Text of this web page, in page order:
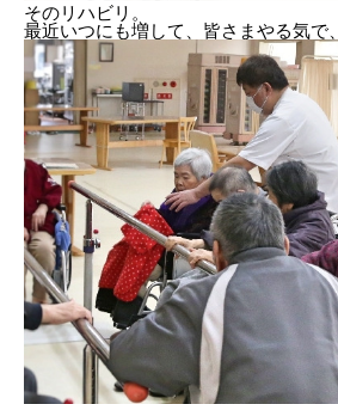
そのリハビリ。
最近いつにも増して、皆さまやる気で、